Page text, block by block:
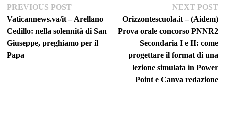
Navigazione
articoli
PREVIOUS POSTPrevious
post:
Vaticannews.va/it – Arellano
Cedillo: nella solennità di San
Giuseppe, preghiamo per il
Papa
NEXT POST
Orizzontescuola.it – (Aidem)
Prova orale concorso PNNR2
Secondaria I e II: come
progettare il format di una
lezione simulata in Power
Point e Canva redazione